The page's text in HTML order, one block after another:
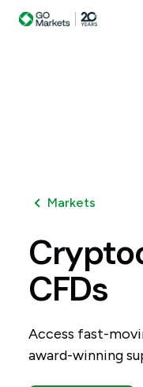
Markets
CFDs
Access fast-
award-winning